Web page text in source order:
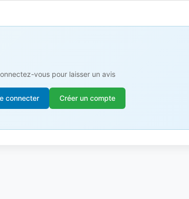
vous pour laisser un avis
connecter Créer un compte